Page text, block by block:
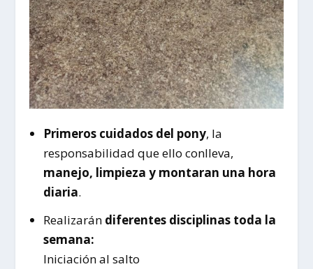
Primeros cuidados del pony, la
responsabilidad que ello conlleva,
manejo, limpieza y montaran una hora
diaria.
Realizarán diferentes disciplinas toda la
semana:
Iniciación al salto